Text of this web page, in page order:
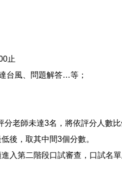
止
台風、問題解答…等；
老師未達3名，將依評分人數
後，取其中間3個分數。
第二階段口試審查，口試名